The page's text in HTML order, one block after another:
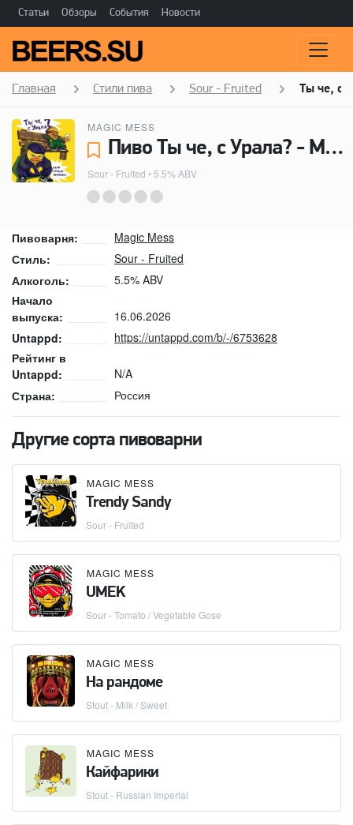
Статьи Обзоры События Новости
Главная Стили пива Sour - Fruited Ты че, с
MAGIC MESS
Пиво Ты че, с Урала? - Magic Mess
Sour - Fruited • 5.5% ABV
Пивоварня:
Magic Mess
Стиль:
Sour - Fruited
Алкоголь:
5.5% ABV
Начало
выпуска:
16.06.2026
Untappd:
https://untappd.com/b/-/6753628
Рейтинг в
Untappd:
N/A
Страна:
Россия
Другие сорта пивоварни
MAGIC MESS
Trendy Sandy
Sour - Fruited
MAGIC MESS
UMEK
Sour - Tomato / Vegetable Gose
MAGIC MESS
На рандоме
Stout - Milk / Sweet
MAGIC MESS
Кайфарики
Stout - Russian Imperial